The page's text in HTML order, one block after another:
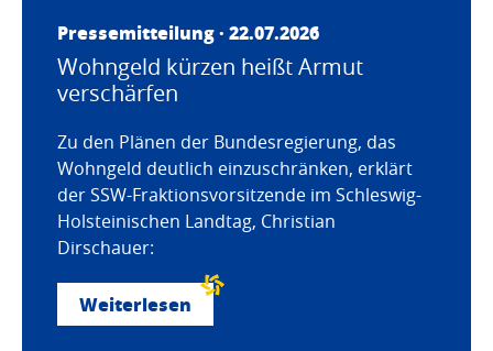
Pressemitteilung · 22.07.2026
Wohngeld kürzen heißt Armut
verschärfen
Zu den Plänen der Bundesregierung, das
Wohngeld deutlich einzuschränken, erklärt
der SSW-Fraktionsvorsitzende im Schleswig-
Holsteinischen Landtag, Christian
Dirschauer:
Weiterlesen